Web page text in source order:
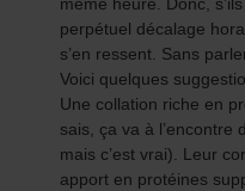
perpétuel décalage
s’en ressent. Sans
Voici quelques
Une collation riche en
sais, ça va à l’encontre
mais c’est vrai). Leur
apport en protéines